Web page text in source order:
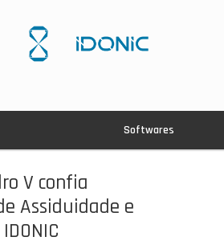
Softwares
V confia
Assiduidade e